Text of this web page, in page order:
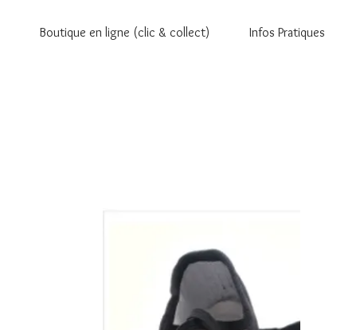
Boutique en ligne (clic & collect) Infos Pratiques